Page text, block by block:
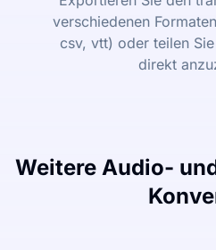
verschiedenen
csv, vtt) oder teilen
direkt
Weitere Audio-